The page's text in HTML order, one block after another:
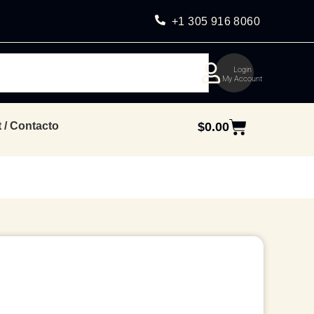
+1 305 916 8060
Login
My Account
/ Contacto $0.00